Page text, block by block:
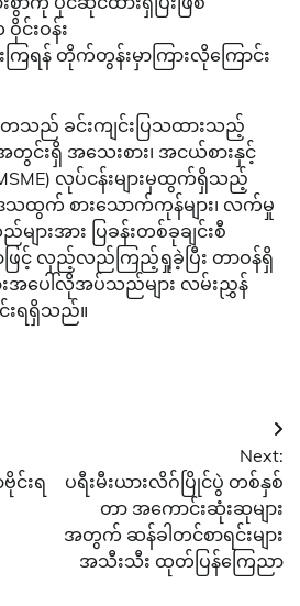
းဝန်း
ြရန် တိုက်တွန်းမှာကြားလိုကြောင်း
တသည် ခင်းကျင်းပြသထားသည့်
တွင်းရှိ အသေးစား၊ အငယ်စားနှင့်
လုပ်ငန်းများမှထွက်ရှိသည့်
ေသထွက် စားသောက်ကုန်များ၊ လက်မှု
ျားအား ပြခန်းတစ်ခုချင်းစီ
ဖြင့် လှည့်လည်ကြည့်ရှုခဲ့ပြီး တာဝန်ရှိ
းအပေါ်လိုအပ်သည်များ လမ်းညွှန်
င်းရရှိသည်။
င်းရ
Next:
ပရီးမီးယားလိဂ်ပြိုင်ပွဲ တစ်နှစ်
တာ အကောင်းဆုံးဆုများ
အတွက် ဆန်ခါတင်စာရင်းများ
အသီးသီး ထုတ်ပြန်ကြေညာ